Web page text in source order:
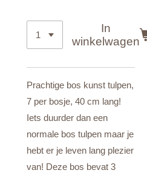
In
winkelwagen
Prachtige bos kunst tulpen,
7 per bosje, 40 cm lang!
Iets duurder dan een
normale bos tulpen maar je
hebt er je leven lang plezier
van! Deze bos bevat 3